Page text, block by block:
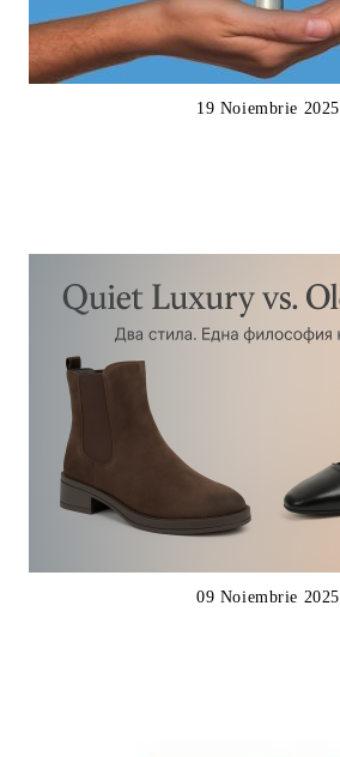
19 Noiembrie 2025
09 Noiembrie 2025